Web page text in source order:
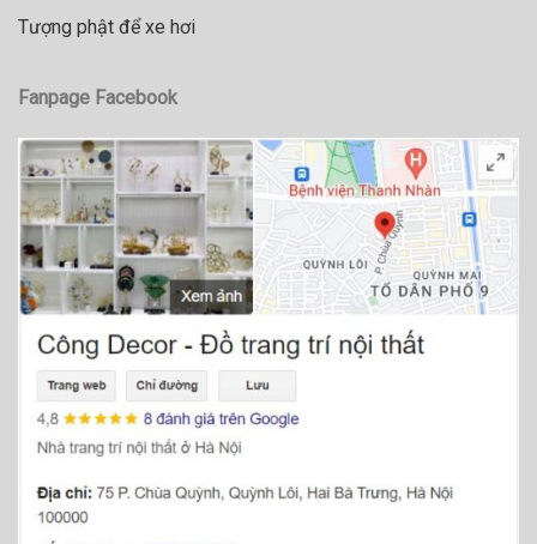
Tượng phật để xe hơi
Fanpage Facebook